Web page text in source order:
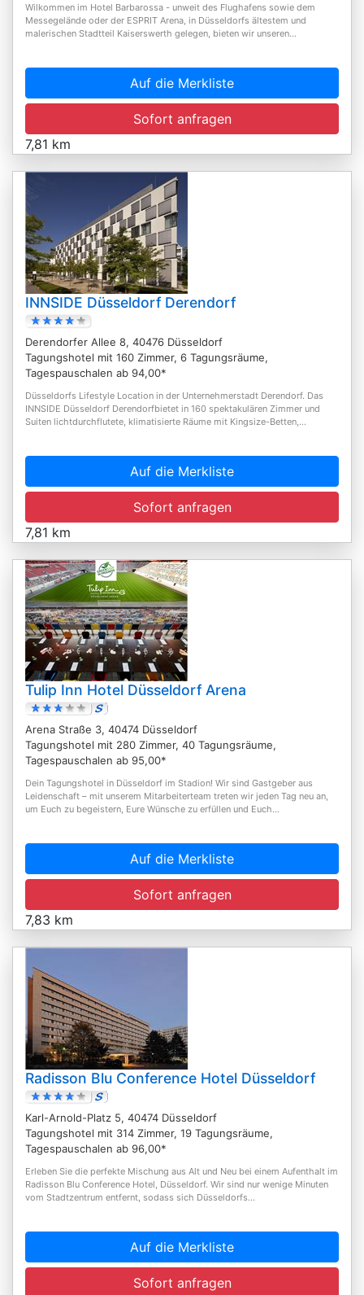
Wilkommen im Hotel Barbarossa - unweit des Flughafens sowie dem
Messegelände oder der ESPRIT Arena, in Düsseldorfs ältestem und
malerischen Stadtteil Kaiserswerth gelegen, bieten wir unseren...
Auf die Merkliste
Sofort anfragen
7,81 km
INNSIDE Düsseldorf Derendorf
Derendorfer Allee 8, 40476 Düsseldorf
Tagungshotel mit 160 Zimmer, 6 Tagungsräume,
Tagespauschalen ab 94,00*
Düsseldorfs Lifestyle Location in der Unternehmerstadt Derendorf. Das
INNSIDE Düsseldorf Derendorfbietet in 160 spektakulären Zimmer und
Suiten lichtdurchflutete, klimatisierte Räume mit Kingsize-Betten,...
Auf die Merkliste
Sofort anfragen
7,81 km
Tulip Inn Hotel Düsseldorf Arena
Arena Straße 3, 40474 Düsseldorf
Tagungshotel mit 280 Zimmer, 40 Tagungsräume,
Tagespauschalen ab 95,00*
Dein Tagungshotel in Düsseldorf im Stadion! Wir sind Gastgeber aus
Leidenschaft – mit unserem Mitarbeiterteam treten wir jeden Tag neu an,
um Euch zu begeistern, Eure Wünsche zu erfüllen und Euch...
Auf die Merkliste
Sofort anfragen
7,83 km
Radisson Blu Conference Hotel Düsseldorf
Karl-Arnold-Platz 5, 40474 Düsseldorf
Tagungshotel mit 314 Zimmer, 19 Tagungsräume,
Tagespauschalen ab 96,00*
Erleben Sie die perfekte Mischung aus Alt und Neu bei einem Aufenthalt im
Radisson Blu Conference Hotel, Düsseldorf. Wir sind nur wenige Minuten
vom Stadtzentrum entfernt, sodass sich Düsseldorfs...
Auf die Merkliste
Sofort anfragen